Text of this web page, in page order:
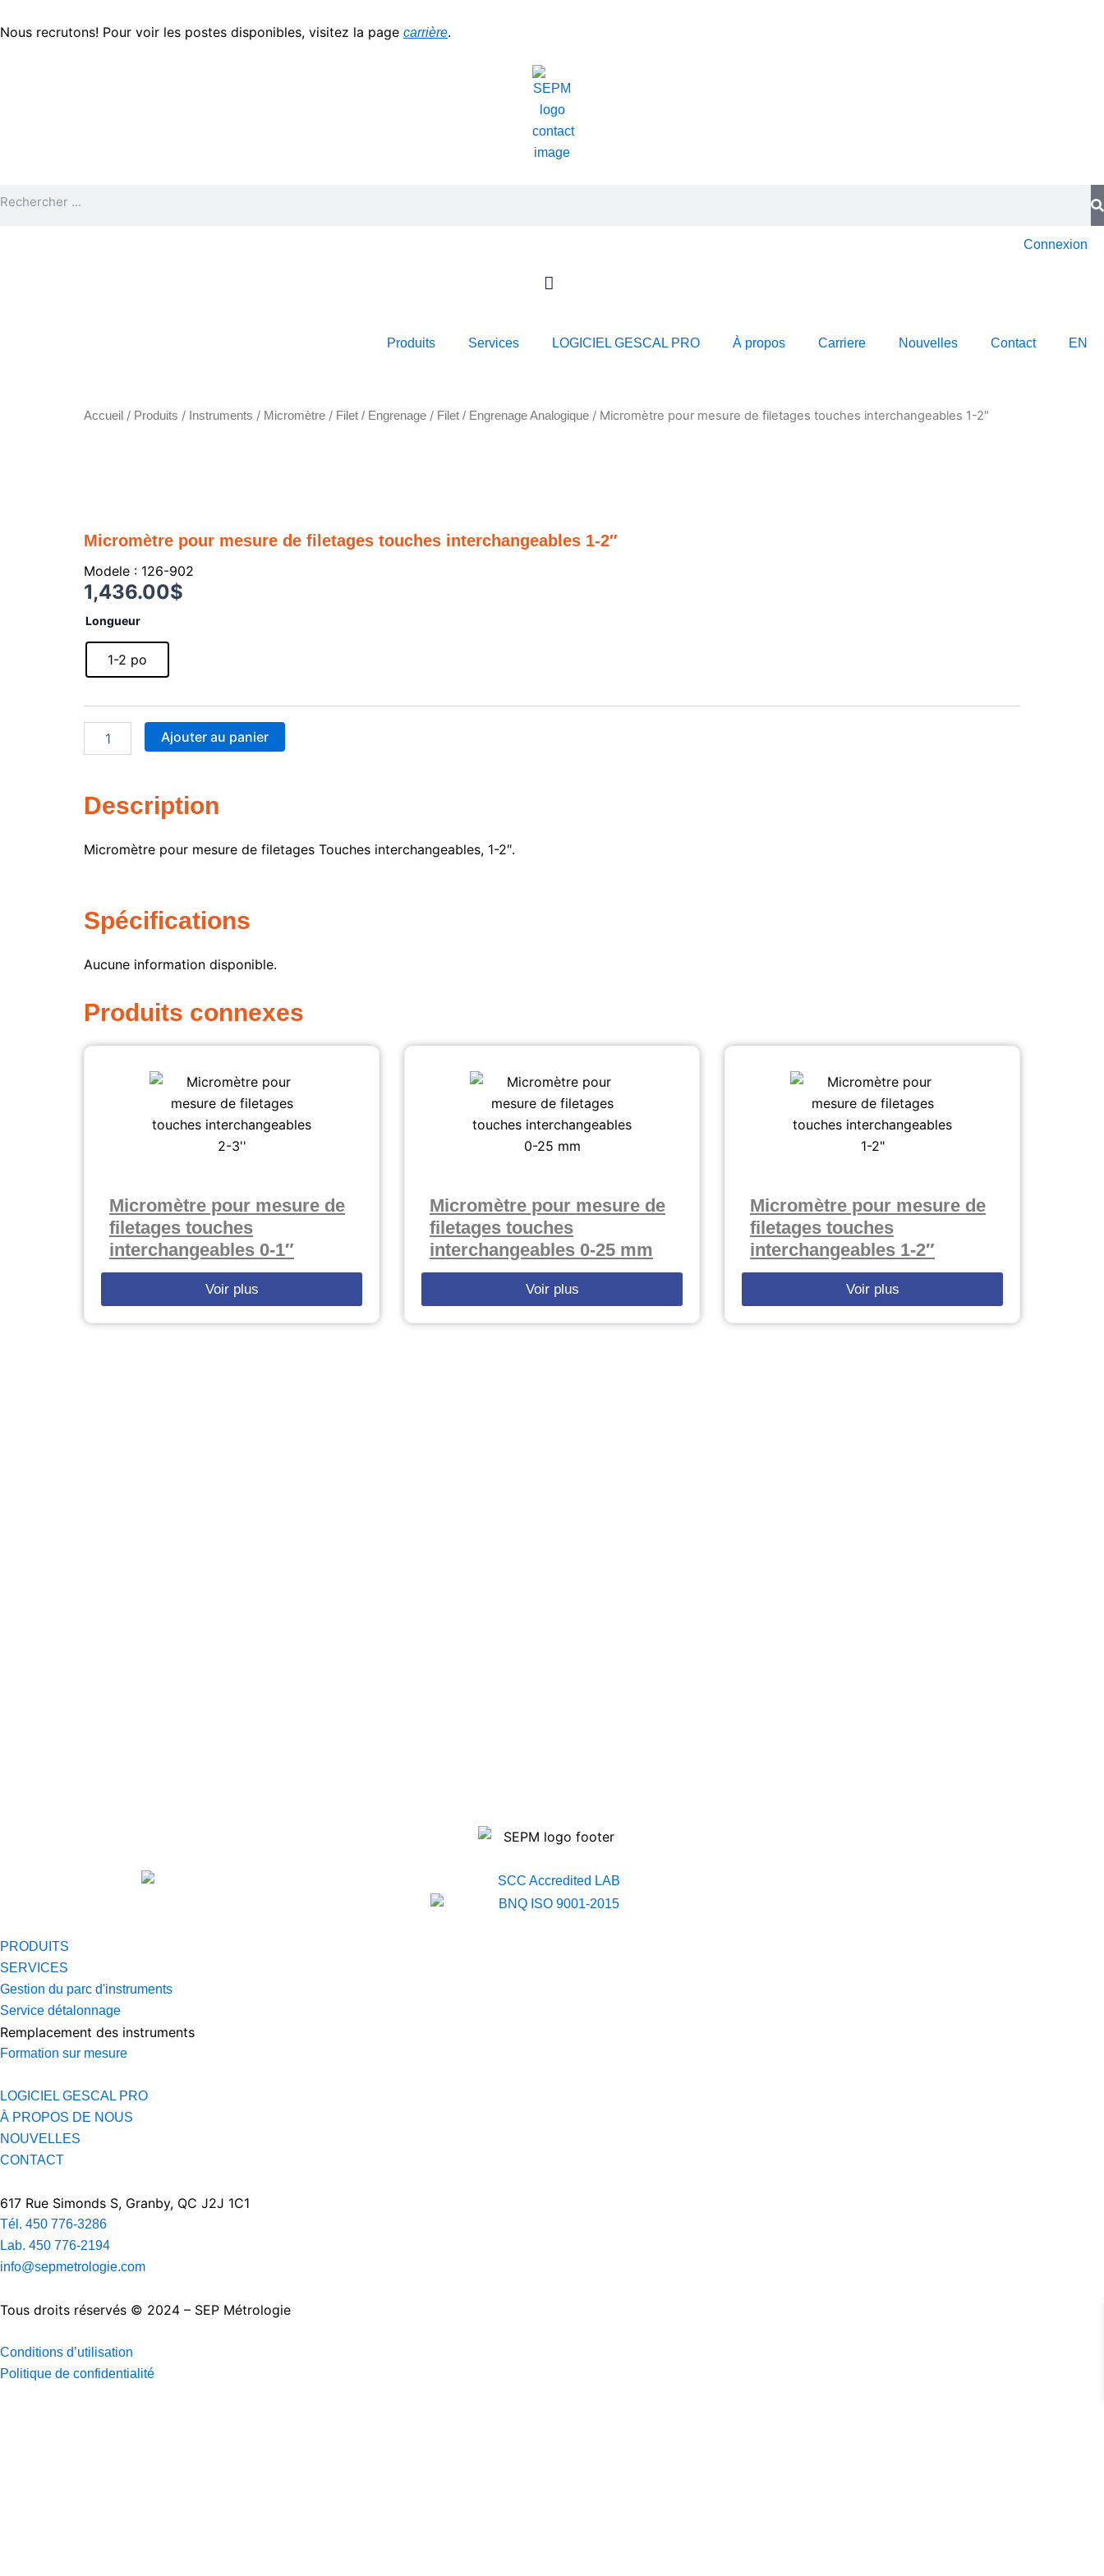
au
Nous recrutons! Pour voir les postes disponibles, visitez la page carrière.
Connexion
Produits Services LOGICIEL GESCAL PRO À propos Carriere Nouvelles Contact EN
Accueil / Produits / Instruments / Micromètre / Filet / Engrenage / Filet / Engrenage Analogique / Micromètre pour mesure de filetages touches interchangeables 1-2″
Micromètre pour mesure de filetages touches interchangeables 1-2″
Modele : 126-902
1,436.00$
Longueur
1-2 po
quantité
de
Micromètre
mesure
interchangeables
Ajouter au panier
Description
Micromètre pour mesure de filetages Touches interchangeables, 1-2″.
Spécifications
Aucune information disponible.
Produits connexes
Micromètre pour mesure de
filetages touches
interchangeables 0-1″
Voir plus
Micromètre pour mesure de
filetages touches
interchangeables 0-25 mm
Voir plus
Micromètre pour mesure de
filetages touches
interchangeables 1-2″
Voir plus
PRODUITS
SERVICES
Gestion du parc d'instruments
Service détalonnage
Remplacement des instruments
Formation sur mesure
LOGICIEL GESCAL PRO
À PROPOS DE NOUS
NOUVELLES
CONTACT
617 Rue Simonds S, Granby, QC J2J 1C1
Tél. 450 776-3286
Lab. 450 776-2194
info@sepmetrologie.com
Tous droits réservés © 2024 – SEP Métrologie
Conditions d’utilisation
Politique de confidentialité